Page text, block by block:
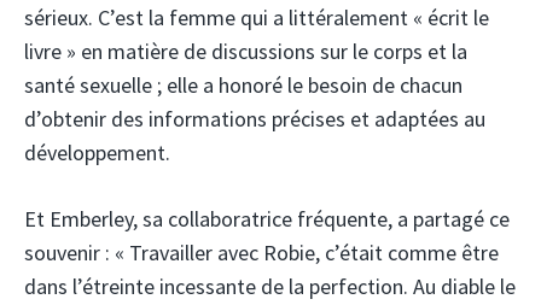
sérieux. C’est la femme qui a littéralement « écrit le
livre » en matière de discussions sur le corps et la
santé sexuelle ; elle a honoré le besoin de chacun
d’obtenir des informations précises et adaptées au
développement.
Et Emberley, sa collaboratrice fréquente, a partagé ce
souvenir : « Travailler avec Robie, c’était comme être
dans l’étreinte incessante de la perfection. Au diable le